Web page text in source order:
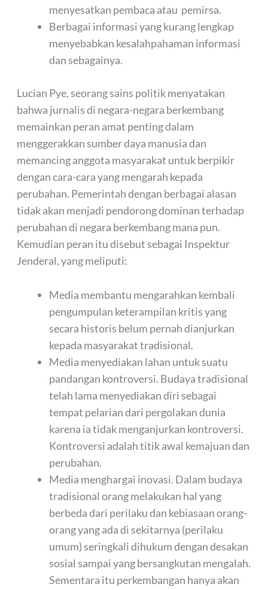
menyesatkan pembaca atau pemirsa.
Berbagai informasi yang kurang lengkap
menyebabkan kesalahpahaman informasi
dan sebagainya.
Lucian Pye, seorang sains politik menyatakan
bahwa jurnalis di negara-negara berkembang
memainkan peran amat penting dalam
menggerakkan sumber daya manusia dan
memancing anggota masyarakat untuk berpikir
dengan cara-cara yang mengarah kepada
perubahan. Pemerintah dengan berbagai alasan
tidak akan menjadi pendorong dominan terhadap
perubahan di negara berkembang mana pun.
Kemudian peran itu disebut sebagai Inspektur
Jenderal, yang meliputi:
Media membantu mengarahkan kembali
pengumpulan keterampilan kritis yang
secara historis belum pernah dianjurkan
kepada masyarakat tradisional.
Media menyediakan lahan untuk suatu
pandangan kontroversi. Budaya tradisional
telah lama menyediakan diri sebagai
tempat pelarian dari pergolakan dunia
karena ia tidak menganjurkan kontroversi.
Kontroversi adalah titik awal kemajuan dan
perubahan.
Media menghargai inovasi. Dalam budaya
tradisional orang melakukan hal yang
berbeda dari perilaku dan kebiasaan orang-
orang yang ada di sekitarnya (perilaku
umum) seringkali dihukum dengan desakan
sosial sampai yang bersangkutan mengalah.
Sementara itu perkembangan hanya akan